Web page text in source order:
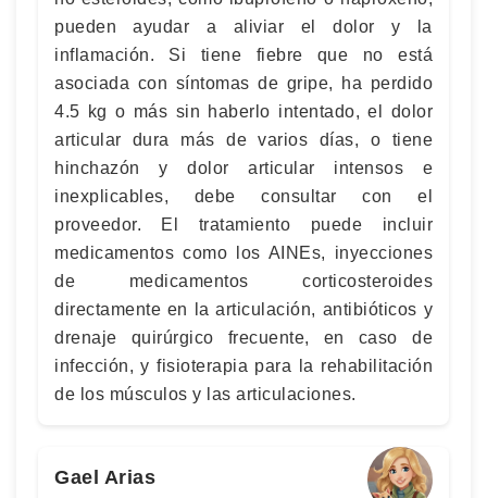
pueden ayudar a aliviar el dolor y la
inflamación. Si tiene fiebre que no está
asociada con síntomas de gripe, ha perdido
4.5 kg o más sin haberlo intentado, el dolor
articular dura más de varios días, o tiene
hinchazón y dolor articular intensos e
inexplicables, debe consultar con el
proveedor. El tratamiento puede incluir
medicamentos como los AINEs, inyecciones
de medicamentos corticosteroides
directamente en la articulación, antibióticos y
drenaje quirúrgico frecuente, en caso de
infección, y fisioterapia para la rehabilitación
de los músculos y las articulaciones.
Gael Arias